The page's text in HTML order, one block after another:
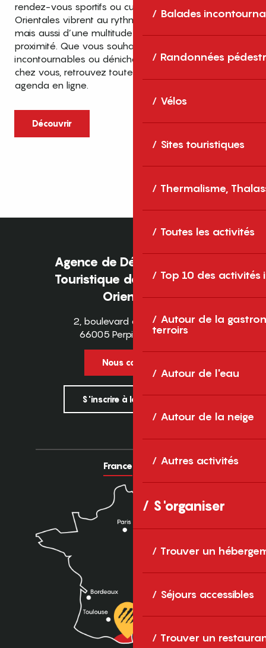
Balades
Randonnées
Vélos
Sites touristiques
Thermalisme,
Toutes les activités
Top 10 des activités
Autour de la
terroirs
Autour de l'eau
Autour de la neige
Autres activités
S'organiser
Trouver un
Séjours accessibles
Trouver un
rendez-vous sportifs ou culturels… les Pyrénées-
Orientales vibrent au rythme de grands temps forts
mais aussi d’une multitude d’événements de
proximité. Que vous souhaitiez vivre les
incontournables ou dénicher des sorties près de
chez vous, retrouvez toutes les infos dans notre
agenda en ligne.
Découvrir
Top des événements et sorties
en famille
cet été dans les Pyrénées-Orientales
Entre mer Méditerranée, villages de
caractère et grands espaces naturels, les
Pyrénées-Orientales sont une destination
idéale pour partager des moments en
famille tout au long...
Agence de Développement
Touristique des Pyrénées-
Orientales
2, boulevard des Pyrénées
66005 Perpignan Cedex
Nous contacter
S'inscrire à la newsletter
France Europe